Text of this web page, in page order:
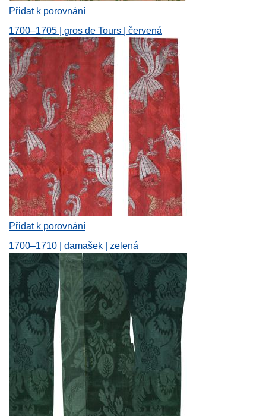
Přidat k porovnání
1700–1705 | gros de Tours | červená
Přidat k porovnání
1700–1710 | damašek | zelená